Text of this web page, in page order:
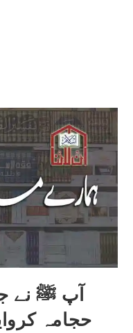
آپ ﷺ نے
حجامہ